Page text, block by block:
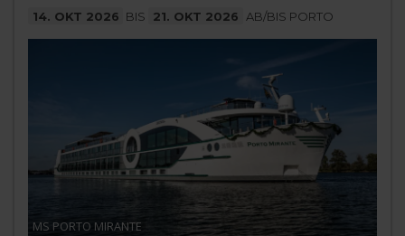
14. OKT 2026 BIS 21. OKT 2026 AB/BIS PORTO
MS PORTO MIRANTE